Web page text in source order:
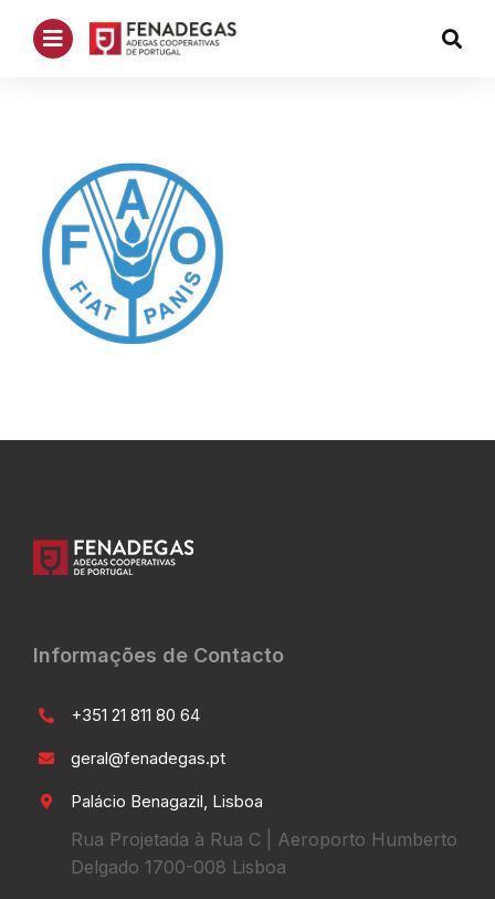
Informações de Contacto
+351 21 811 80 64
geral@fenadegas.pt
Palácio Benagazil, Lisboa
Rua Projetada à Rua C | Aeroporto Humberto
Delgado 1700-008 Lisboa